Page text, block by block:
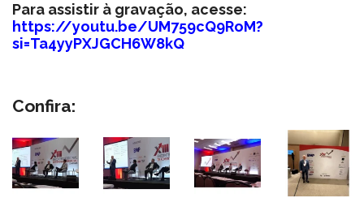
Para assistir à gravação, acesse:
https://youtu.be/UM759cQ9RoM?
si=Ta4yyPXJGCH6W8kQ
Confira: